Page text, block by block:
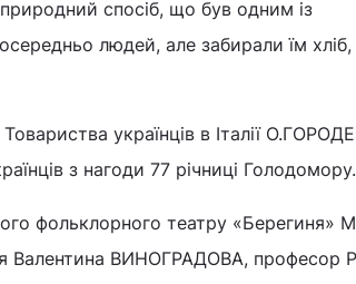
спосіб, що був одним із
людей, але забирали їм
українців в Італії
з нагоди 77 річниці Голодомору.
фольклорного театру «Берегиня»
Валентина ВИНОГРАДОВА, професор